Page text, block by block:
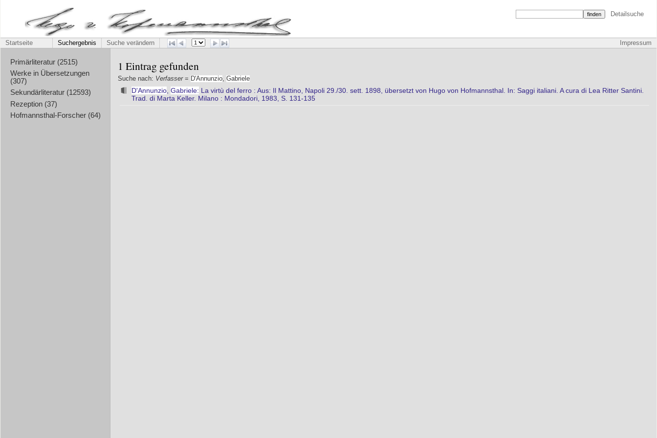
Detailsuche
Impressum
Startseite Suchergebnis Suche verändern
Primärliteratur (2515)
Werke in Übersetzungen
(307)
Sekundärliteratur (12593)
Rezeption (37)
Hofmannsthal-Forscher (64)
1 Eintrag gefunden
Suche nach: Verfasser= D'Annunzio Gabriele
D'Annunzio, Gabriele: La virtù del ferro : Aus: Il Mattino, Napoli 29./30. sett. 1898, übersetzt von Hugo von Hofmannsthal. In: Saggi italiani. A cura di Lea Ritter Santini.
Trad. di Marta Keller. Milano : Mondadori, 1983, S. 131-135